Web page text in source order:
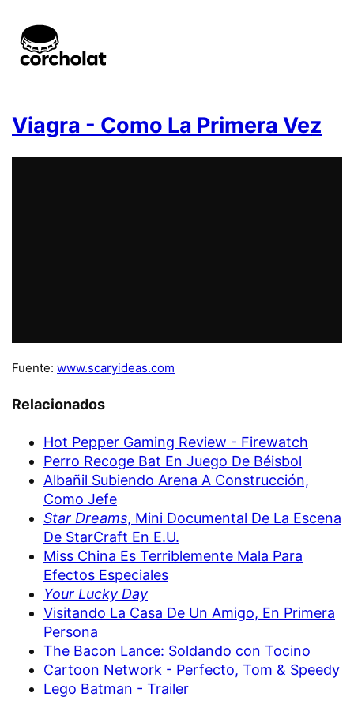
Viagra - Como La Primera Vez
Fuente: www.scaryideas.com
Relacionados
Hot Pepper Gaming Review - Firewatch
Perro Recoge Bat En Juego De Béisbol
Albañil Subiendo Arena A Construcción,
Como Jefe
Star Dreams, Mini Documental De La Escena
De StarCraft En E.U.
Miss China Es Terriblemente Mala Para
Efectos Especiales
Your Lucky Day
Visitando La Casa De Un Amigo, En Primera
Persona
The Bacon Lance: Soldando con Tocino
Cartoon Network - Perfecto, Tom & Speedy
Lego Batman - Trailer